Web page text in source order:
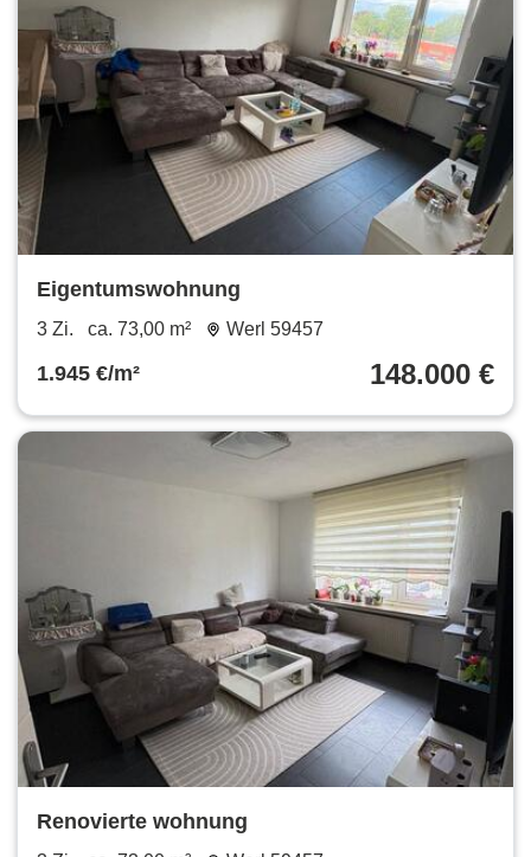
Eigentumswohnung
3 Zi. ca. 73,00 m² Werl 59457
1.945 €/m² 148.000 €
Renovierte wohnung